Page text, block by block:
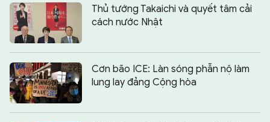
Thủ tướng Takaichi và quyết tâm cải
cách nước Nhật
Cơn bão ICE: Làn sóng phẫn nộ làm
lung lay đảng Cộng hòa